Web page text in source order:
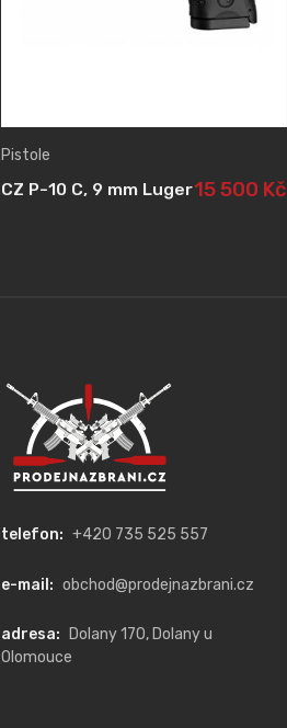
Pistole
CZ P-10 C, 9 mm Luger15 500 Kč
telefon: +420 735 525 557
e-mail: obchod@prodejnazbrani.cz
adresa:
Dolany 170, Dolany u
Olomouce